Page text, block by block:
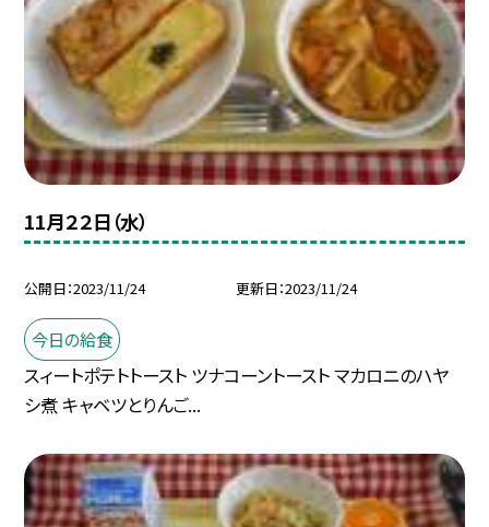
11月２２日（水）
公開日 2023/11/24 更新日 2023/11/24
今日の給食
スィートポテトトースト ツナコーントースト マカロニのハヤ
シ煮 キャベツとりんご...